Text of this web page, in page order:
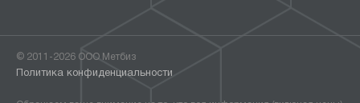
© 2011-2026 ООО Метбиз
Политика конфиденциальности